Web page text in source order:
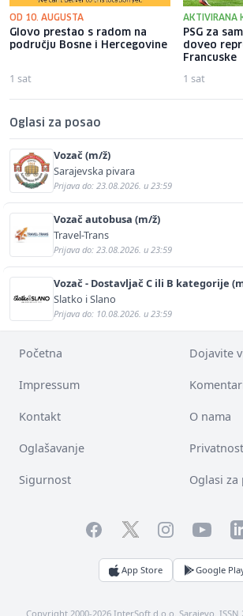
OD 10. AUGUSTA
Glovo prestao s radom na
području Bosne i Hercegovine
1 sat
AKTIVIRANA
PSG za
doveo
Francuske
1 sat
Oglasi za posao
Vozač (m/ž)
Sarajevska pivara
Prijava do: 23.08.2026. u 23:59
Vozač autobusa (m/ž)
Travel-Trans
Prijava do: 23.08.2026. u 23:59
Vozač - Dostavljač C ili B kategorije
Slatko i Slano
Prijava do: 10.08.2026. u 23:59
Početna Dojavite
Impressum
Kontakt O nama
Oglašavanje Privatnost
Sigurnost Oglasi za
FacebookTwitterInstagramYouTube
App Store Google
Copyright 2000-2026 InterSoft d.o.o. Sarajevo. ISSN